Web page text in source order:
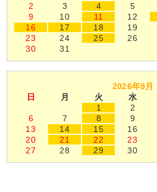
2
3 4 5
9
10 11 12
16
17 18 19
23
24 25 26
30
31
2026年9月
日
月 火 水
1
2
6
7 8 9
13
14 15 16
20
21 22 23
27
28 29 30